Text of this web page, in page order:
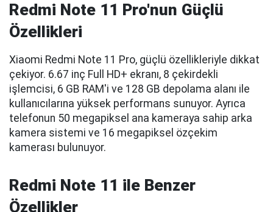
Redmi Note 11 Pro'nun Güçlü
Özellikleri
Xiaomi Redmi Note 11 Pro, güçlü özellikleriyle dikkat
çekiyor. 6.67 inç Full HD+ ekranı, 8 çekirdekli
işlemcisi, 6 GB RAM'i ve 128 GB depolama alanı ile
kullanıcılarına yüksek performans sunuyor. Ayrıca
telefonun 50 megapiksel ana kameraya sahip arka
kamera sistemi ve 16 megapiksel özçekim
kamerası bulunuyor.
Redmi Note 11 ile Benzer
Özellikler